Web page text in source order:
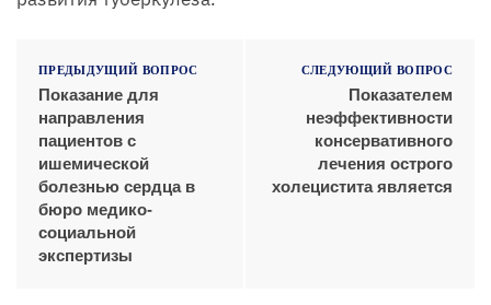
ПРЕДЫДУЩИЙ ВОПРОС
Показание для
направления
пациентов с
ишемической
болезнью сердца в
бюро медико-
социальной
экспертизы
СЛЕДУЮЩИЙ ВОПРОС
Показателем
неэффективности
консервативного
лечения острого
холецистита является